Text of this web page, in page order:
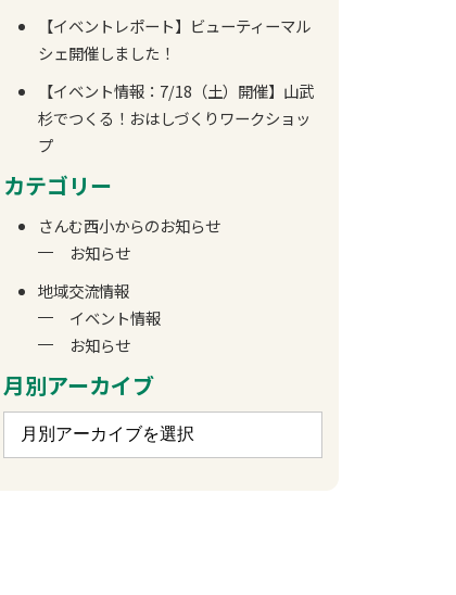
【イベントレポート】ビューティーマル
シェ開催しました！
【イベント情報：7/18（土）開催】山武
杉でつくる！おはしづくりワークショッ
プ
カテゴリー
さんむ西小からのお知らせ
お知らせ
地域交流情報
イベント情報
お知らせ
月別アーカイブ